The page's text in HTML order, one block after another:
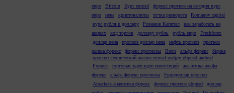
евро
Bitcoin Курс eurusd
форекс прогноз на сегодня курс
евро
иена криптовалюты точка разворота
Romanov capital
курс рубля к доллару
Романов Капитал
как заработать на
акциях
ход торгов доллару рубль рубль евро
Freshforex
доллар иена
прогноз доллар иена нефть прогноз
прогноз
рынка форекс
форекс прогнозы Brent альфа форекс
биржа
прогноз технический анализ eurusd usdjpy gbpusd audusd
Fxopen
торговые идеи идеи инвестиций
аналитика альфа
форекс
альфа форекс прогнозы
Евродоллар прогноз
Amarkets аналитика форекс
форекс прогноз gbpusd
доллар